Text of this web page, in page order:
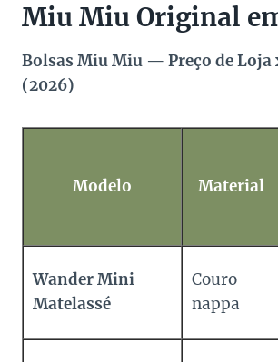
Miu Miu Original
Bolsas Miu Miu — Preço de Loja
(2026)
Modelo Material
Wander Mini
Matelassé
Couro
nappa